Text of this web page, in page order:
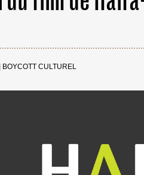
BOYCOTT CULTUREL